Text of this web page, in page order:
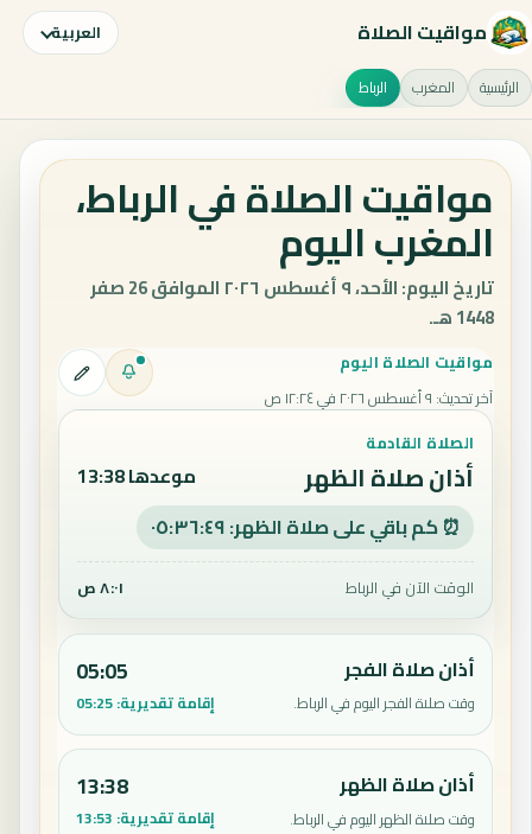
مواقيت الصلاة العربية
الرئيسية المغرب الرباط
مواقيت الصلاة في الرباط،
المغرب اليوم
تاريخ اليوم: الأحد، ٩ أغسطس ٢٠٢٦ الموافق 26 صفر
1448 هـ.
مواقيت الصلاة اليوم
آخر تحديث: ٩ أغسطس ٢٠٢٦ في ١٢:٢٤ ص
الصلاة القادمة
أذان صلاة الظهر موعدها 13:38
⏰ كم باقي على صلاة الظهر: ٠٥:٣٦:٤٨
الوقت الآن في الرباط ٨:٠١ ص
أذان صلاة الفجر
وقت صلاة الفجر اليوم في الرباط.
05:05
إقامة تقديرية:05:25
أذان صلاة الظهر
وقت صلاة الظهر اليوم في الرباط.
13:38
إقامة تقديرية: 13:53